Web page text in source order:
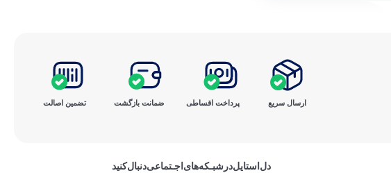
ارسال سریع پرداخت ‌اقساطی ضمانت بازگشت تضمین اصالت
دل‌استایل‌در‌‌شبـکه‌های‌اجـتماعی‌دنبال‌کنید